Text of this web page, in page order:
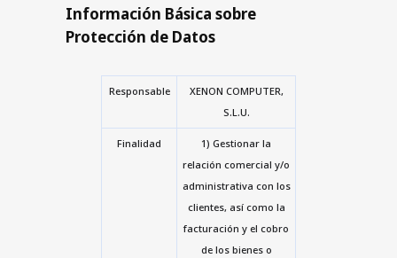
Información Básica sobre
Protección de Datos
Responsable
XENON COMPUTER,
S.L.U.
Finalidad
1) Gestionar la
relación comercial y/o
administrativa con los
clientes, así como la
facturación y el cobro
de los bienes o